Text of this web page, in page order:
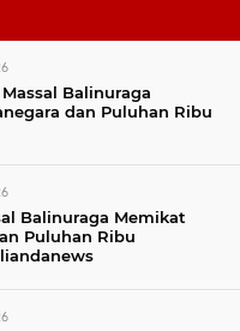
Balinuraga
dan Puluhan Ribu
Balinuraga Memikat
Puluhan Ribu